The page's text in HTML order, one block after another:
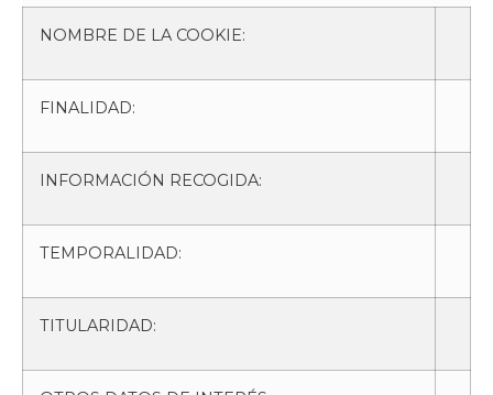
NOMBRE DE LA COOKIE:
FINALIDAD:
INFORMACIÓN RECOGIDA:
TEMPORALIDAD:
TITULARIDAD: